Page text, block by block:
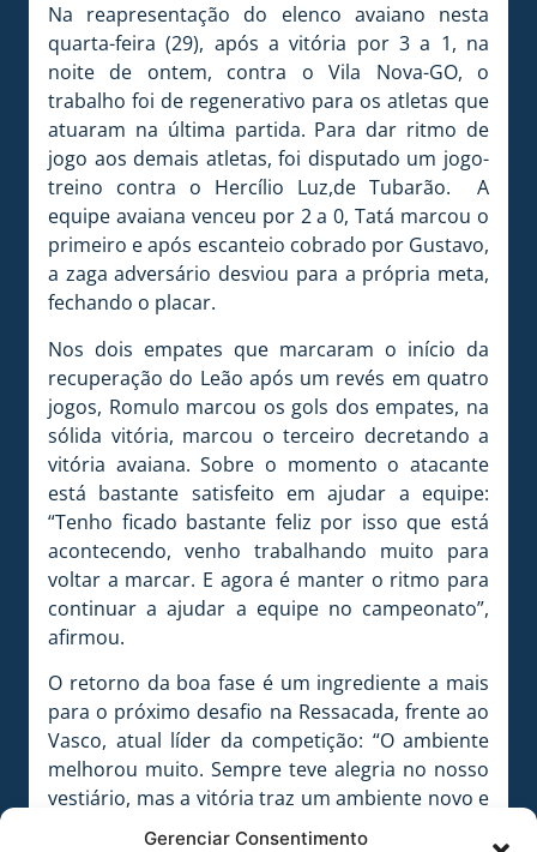
Gerenciar Consentimento
Na reapresentação do elenco avaiano nesta
quarta-feira (29), após a vitória por 3 a 1, na
noite de ontem, contra o Vila Nova-GO, o
trabalho foi de regenerativo para os atletas que
atuaram na última partida. Para dar ritmo de
jogo aos demais atletas, foi disputado um jogo-
treino contra o Hercílio Luz,de Tubarão. A
equipe avaiana venceu por 2 a 0, Tatá marcou o
primeiro e após escanteio cobrado por Gustavo,
a zaga adversário desviou para a própria meta,
fechando o placar.
Nos dois empates que marcaram o início da
recuperação do Leão após um revés em quatro
jogos, Romulo marcou os gols dos empates, na
sólida vitória, marcou o terceiro decretando a
vitória avaiana. Sobre o momento o atacante
está bastante satisfeito em ajudar a equipe:
“Tenho ficado bastante feliz por isso que está
acontecendo, venho trabalhando muito para
voltar a marcar. E agora é manter o ritmo para
continuar a ajudar a equipe no campeonato”,
afirmou.
O retorno da boa fase é um ingrediente a mais
para o próximo desafio na Ressacada, frente ao
Vasco, atual líder da competição: “O ambiente
melhorou muito. Sempre teve alegria no nosso
vestiário, mas a vitória traz um ambiente novo e
estamos ainda mais felizes”, disse.